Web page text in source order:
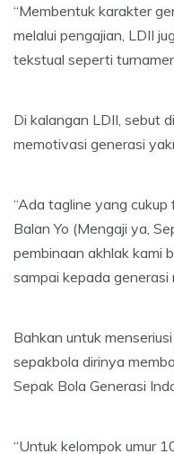
“Membentuk karakter
melalui pengajian, LDII
tekstual seperti
Di kalangan LDII, sebut
memotivasi generasi
“Ada tagline yang cukup
Balan Yo (Mengaji ya,
pembinaan akhlak kami
sampai kepada generasi
Bahkan untuk
sepakbola dirinya
Sepak Bola Generasi
“Untuk kelompok umur